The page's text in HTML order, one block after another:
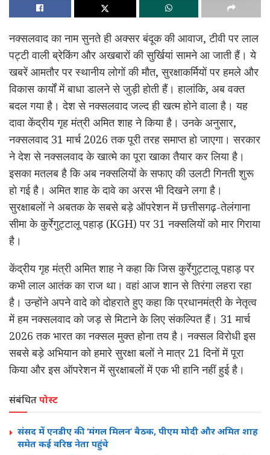
नक्सलवाद का नाम सुनते ही अक्सर बंदूक की आवाज, टीवी पर लाल
पट्टी वाली ब्रेकिंग और अखबारों की सुर्खियां सामने आ जाती हैं। ये
खबरें आमतौर पर स्थानीय लोगों की मौत, सुरक्षाकर्मियों पर हमले और
विकास कार्यों में बाधा डालने से जुड़ी होती हैं। हालांकि, अब वक्त
बदल गया है। देश से नक्सलवाद जल्द ही खत्म होने वाला है। यह
दावा केंद्रीय गृह मंत्री अमित शाह ने किया है। उनके अनुसार,
नक्सलवाद 31 मार्च 2026 तक पूरी तरह समाप्त हो जाएगा। सरकार
ने देश से नक्सलवाद के खात्मे का पूरा खाका तैयार कर लिया है।
इसका मतलब है कि अब नक्सलियों के सफाए की उलटी गिनती शुरू
हो गई है। अमित शाह के दावे का अरस भी दिखने लगा है।
सुरक्षाबलों ने अबतक के सबसे बड़े ऑपरेशन में छत्तीसगढ़-तेलंगाना
सीमा के कुर्रेगुट्टालू पहाड़ (KGH) पर 31 नक्सलियों को मार गिराया
है।
केंद्रीय गृह मंत्री अमित शाह ने कहा कि जिस कुर्रेगुट्टालू पहाड़ पर
कभी लाल आतंक का राज था। वहां आज शान से तिरंगा लहरा रहा
है। उन्होंने अपने वादे को दोहराते हुए कहा कि प्रधानमंत्री के नेतृत्व
में हम नक्सलवाद को जड़ से मिटाने के लिए संकल्पित हैं। 31 मार्च
2026 तक भारत का नक्सल मुक्त होना तय है। नक्सल विरोधी इस
सबसे बड़े अभियान को हमारे सुरक्षा बलों ने मात्र 21 दिनों में पूरा
किया और इस ऑपरेशन में सुरक्षाबलों में एक भी हानि नहीं हुई है।
संबंधितपोस्ट
संसद में एनडीए की ‘मंगल मिलन’ बैठक, पीएम मोदी और अमित शाह
समेत कई वरिष्ठ नेता पहुंचे